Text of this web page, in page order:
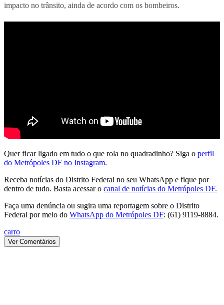
impacto no trânsito, ainda de acordo com os bombeiros.
Quer ficar ligado em tudo o que rola no quadradinho? Siga o perfil
do Metrópoles DF no Instagram.
Receba notícias do Distrito Federal no seu WhatsApp e fique por
dentro de tudo. Basta acessar o canal de notícias do Metrópoles DF.
Faça uma denúncia ou sugira uma reportagem sobre o Distrito
Federal por meio do WhatsApp do Metrópoles DF: (61) 9119-8884.
carro
Ver Comentários